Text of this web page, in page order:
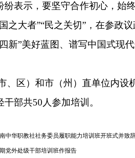
纷表示 ， 要坚守合作初心 ， 始
之大者”“民之关切”，在参政
新”美好蓝图、谱写中国式现
、区） 和市（州）直单位内设
干部共50 人参加培训。
中华职教社社务委员履职能力培训班开班式并致
党外处级干部培训班作报告